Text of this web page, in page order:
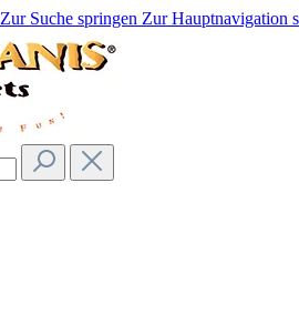
Zur Suche springen Zur Hauptnavigation